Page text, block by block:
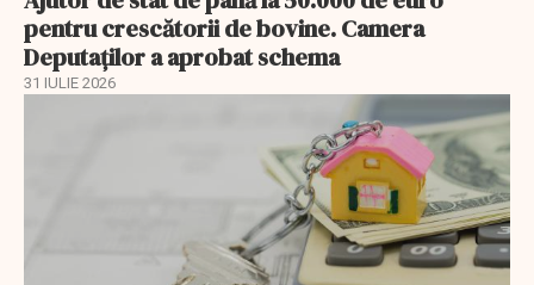
pentru crescătorii de bovine. Camera
Deputaților a aprobat schema
31 IULIE 2026